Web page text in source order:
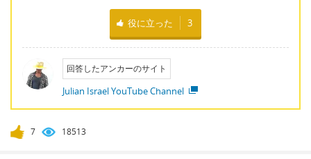
役に立った 3
回答したアンカーのサイト
Julian Israel YouTube Channel
7 18513